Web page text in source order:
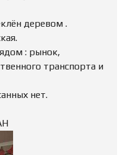
деревом .
: рынок,
транспорта и
нет.